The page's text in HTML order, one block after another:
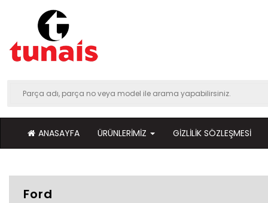
ANASAYFA ÜRÜNLERIMIZ GIZLILIK SÖZLEŞMESI
Ford